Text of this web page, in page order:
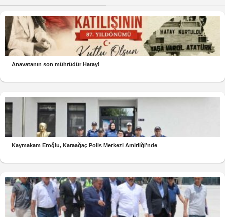
Anavatanın son mührüdür Hatay!
Kaymakam Eroğlu, Karaağaç Polis Merkezi Amirliği’nde